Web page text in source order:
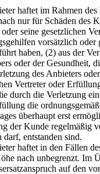
haftet im Rahmen des
nur für Schäden des
seine gesetzlichen
vorsätzlich oder
haben, (2) aus der
oder der Gesundheit,
des Anbieters
Vertreter oder
durch die Verletzung
die
überhaupt erst
der Kunde regelmäßig
darf, entstanden sind.
haftet in den Fällen
nach unbegrenzt. Im
auf den